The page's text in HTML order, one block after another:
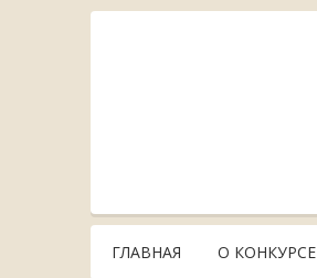
ГЛАВНАЯ О КОНКУРСЕ